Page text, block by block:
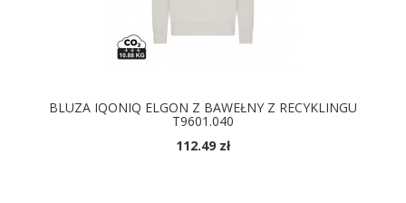
BLUZA IQONIQ ELGON Z BAWEŁNY Z RECYKLINGU
T9601.040
112.49 zł